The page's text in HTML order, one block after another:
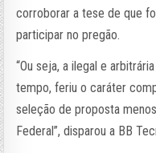
corroborar a tese de que
participar no pregão.
“Ou seja, a ilegal e
tempo, feriu o caráter
seleção de proposta
Federal”, disparou a BB